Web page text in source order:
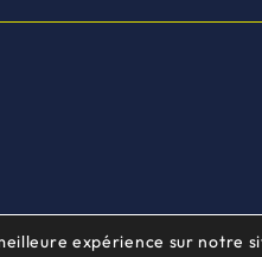
expérience sur notre